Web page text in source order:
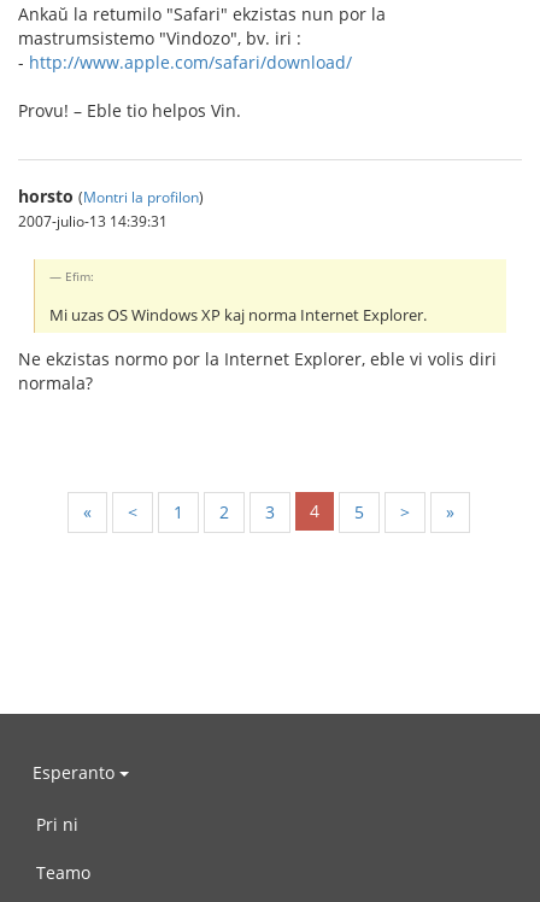
Ankaŭ la retumilo "Safari" ekzistas nun por la
mastrumsistemo "Vindozo", bv. iri :
- http://www.apple.com/safari/download/
Provu! – Eble tio helpos Vin.
horsto (Montri la profilon)
2007-julio-13 14:39:31
Efim:
Mi uzas OS Windows XP kaj norma Internet Explorer.
Ne ekzistas normo por la Internet Explorer, eble vi volis diri
normala?
« < 1 2 3 4 5 > »
Esperanto
Pri ni
Teamo